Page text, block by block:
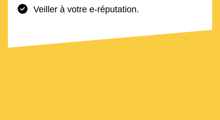
Veiller à votre e-réputation.